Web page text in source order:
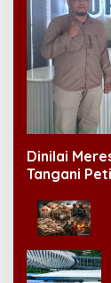
Dinilai
Tangani